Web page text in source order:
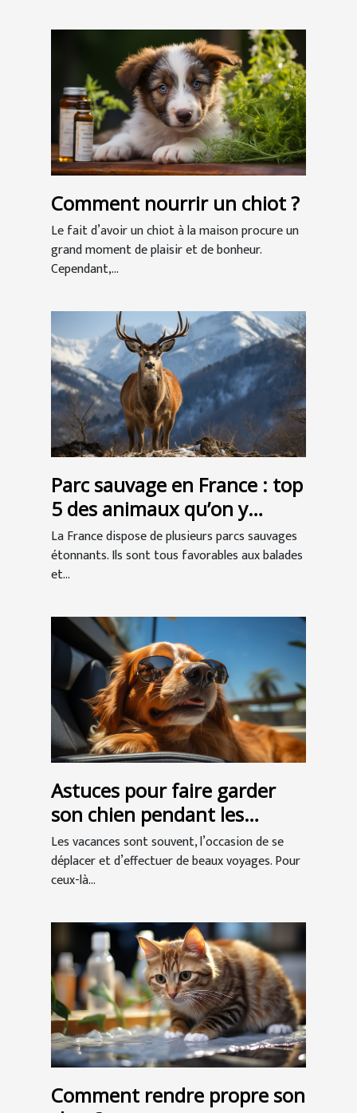
Comment nourrir un chiot ?
Le fait d’avoir un chiot à la maison procure un
grand moment de plaisir et de bonheur.
Cependant,...
Parc sauvage en France : top
5 des animaux qu’on y
retrouve
La France dispose de plusieurs parcs sauvages
étonnants. Ils sont tous favorables aux balades
et...
Astuces pour faire garder
son chien pendant les
vacances
Les vacances sont souvent, l’occasion de se
déplacer et d’effectuer de beaux voyages. Pour
ceux-là...
Comment rendre propre son